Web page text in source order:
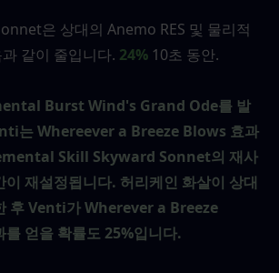
은 상대의 Anemo RES 및 물리적
과 같이 줄입니다. 24% 10초 동안.
Burst Wind's Grand Ode를 발
는 Whereever a Breeze Blows 효과
Skill Skyward Sonnet의 재사
이 재설정됩니다. 허리케인 화살이 상대
후 Venti가 Wherever a Breeze
얻을 확률도 25%입니다.